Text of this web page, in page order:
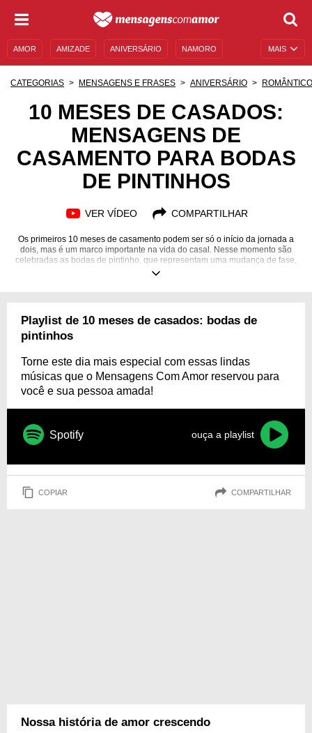
MAIS
AMOR AMIZADE ANIVERSÁRIO NAMORO
MENSAGENS E FRASES MENSAGENS DE ANIVERSÁRIO
ENTRETENIMENTO FAMOSOS BÍBLIA
CATEGORIAS MENSAGENS E FRASES ANIVERSÁRIO ROMÂNTICO
10 MESES DE CASADOS:
MENSAGENS DE
CASAMENTO PARA BODAS
DE PINTINHOS
VER VÍDEO COMPARTILHAR
Os primeiros 10 meses de casamento podem ser só o início da jornada a
dois, mas é um marco importante na vida do casal. Nesse momento são
celebradas as bodas de pintinho, que representam uma mudança de fase,
que é quando o casal já se conhece melhor, já têm hábitos e rotinas
Playlist de 10 meses de casados: bodas de
pintinhos
Torne este dia mais especial com essas lindas
músicas que o Mensagens Com Amor reservou para
você e sua pessoa amada!
Spotify ouça a playlist
COPIAR COMPARTILHAR
Nossa história de amor crescendo